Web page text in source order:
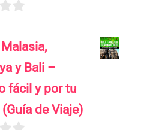
Malasia,
y Bali –
fácil y por tu
(Guía de Viaje)